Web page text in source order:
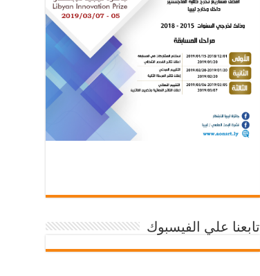
تابعنا علي الفيسبوك